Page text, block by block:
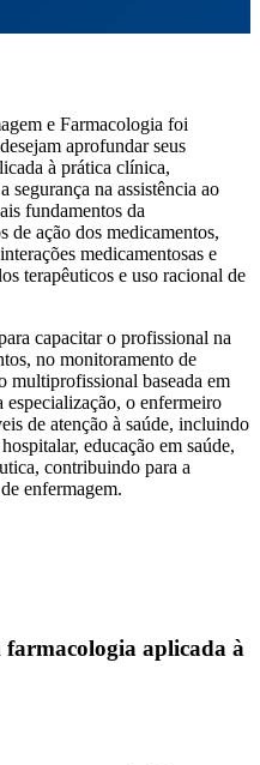
e Farmacologia foi
aprofundar seus
à prática clínica,
segurança na assistência ao
fundamentos da
ação dos medicamentos,
medicamentosas e
terapêuticos e uso racional de
capacitar o profissional na
no monitoramento de
multiprofissional baseada em
o enfermeiro
de atenção à saúde, incluindo
educação em saúde,
contribuindo para a
enfermagem.
farmacologia aplicada à